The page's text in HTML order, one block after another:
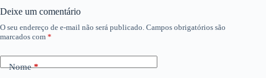
Deixe um comentário
O seu endereço de e-mail não será publicado. Campos obrigatórios são
marcados com *
Nome*